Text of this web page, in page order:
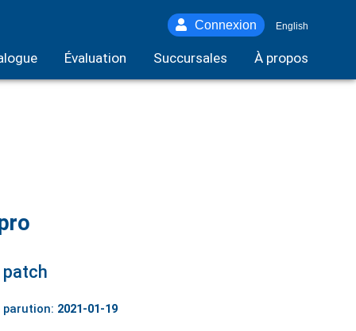
Connexion English
Évaluation Succursales À propos
patch
parution: 2021-01-19